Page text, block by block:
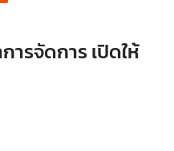
รจัดการ เปิดให้